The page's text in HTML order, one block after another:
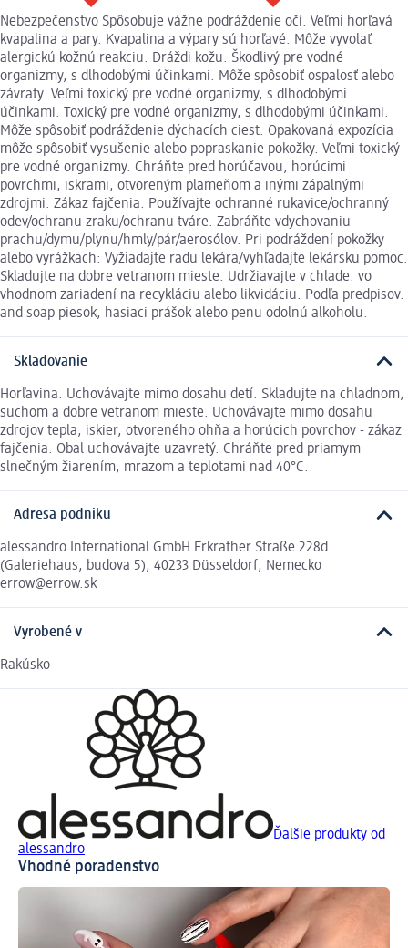
Nebezpečenstvo Spôsobuje vážne podráždenie očí. Veľmi horľavá
kvapalina a pary. Kvapalina a výpary sú horľavé. Môže vyvolať
alergickú kožnú reakciu. Dráždi kožu. Škodlivý pre vodné
organizmy, s dlhodobými účinkami. Môže spôsobiť ospalosť alebo
závraty. Veľmi toxický pre vodné organizmy, s dlhodobými
účinkami. Toxický pre vodné organizmy, s dlhodobými účinkami.
Môže spôsobiť podráždenie dýchacích ciest. Opakovaná expozícia
môže spôsobiť vysušenie alebo popraskanie pokožky. Veľmi toxický
pre vodné organizmy. Chráňte pred horúčavou, horúcimi
povrchmi, iskrami, otvoreným plameňom a inými zápalnými
zdrojmi. Zákaz fajčenia. Používajte ochranné rukavice/ochranný
odev/ochranu zraku/ochranu tváre. Zabráňte vdychovaniu
prachu/dymu/plynu/hmly/pár/aerosólov. Pri podráždení pokožky
alebo vyrážkach: Vyžiadajte radu lekára/vyhľadajte lekársku pomoc.
Skladujte na dobre vetranom mieste. Udržiavajte v chlade. vo
vhodnom zariadení na recykláciu alebo likvidáciu. Podľa predpisov.
and soap piesok, hasiaci prášok alebo penu odolnú alkoholu.
Skladovanie
Horľavina. Uchovávajte mimo dosahu detí. Skladujte na chladnom,
suchom a dobre vetranom mieste. Uchovávajte mimo dosahu
zdrojov tepla, iskier, otvoreného ohňa a horúcich povrchov - zákaz
fajčenia. Obal uchovávajte uzavretý. Chráňte pred priamym
slnečným žiarením, mrazom a teplotami nad 40°C.
Adresa podniku
alessandro International GmbH Erkrather Straße 228d
(Galeriehaus, budova 5), 40233 Düsseldorf, Nemecko
errow@errow.sk
Vyrobené v
Rakúsko
Ďalšie produkty od
alessandro
Vhodné poradenstvo